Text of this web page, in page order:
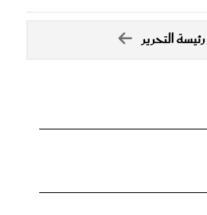
التحرير